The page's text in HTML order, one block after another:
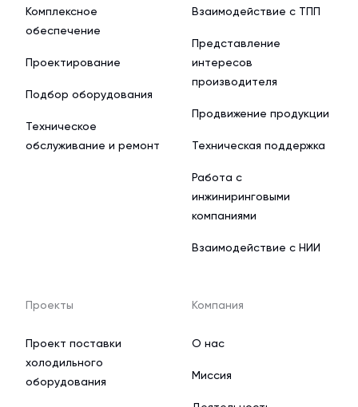
Комплексное
обеспечение
Проектирование
Подбор оборудования
Техническое
обслуживание и ремонт
Взаимодействие с ТПП
Представление
интересов
производителя
Продвижение продукции
Техническая поддержка
Работа с
инжиниринговыми
компаниями
Взаимодействие с НИИ
Проекты
Проект поставки
холодильного
оборудования
Компания
О нас
Миссия